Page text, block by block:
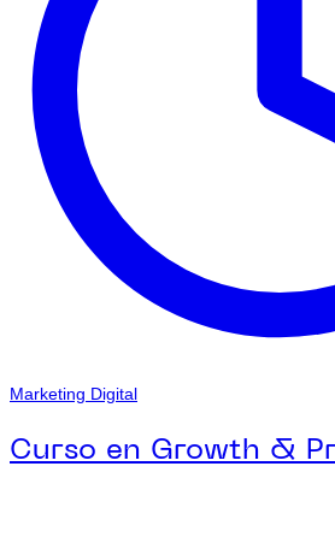
Marketing Digital
Curso en Growth &